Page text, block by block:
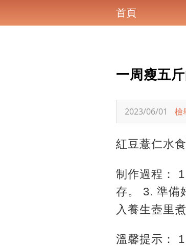
首頁
一周瘦五
2023/06/01 檢
紅豆薏仁水
制作過程：
存。 3. 準備
入養生壺里
溫馨提示：